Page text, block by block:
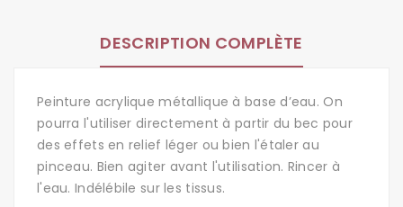
DESCRIPTION COMPLÈTE
Peinture acrylique métallique à base d’eau. On
pourra l'utiliser directement à partir du bec pour
des effets en relief léger ou bien l'étaler au
pinceau. Bien agiter avant l'utilisation. Rincer à
l'eau. Indélébile sur les tissus.